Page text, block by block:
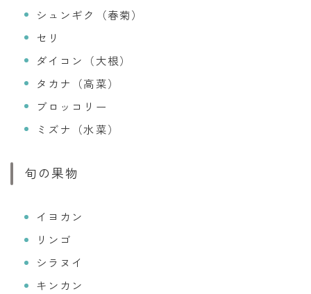
シュンギク（春菊）
セリ
ダイコン（大根）
タカナ（高菜）
ブロッコリー
ミズナ（水菜）
旬の果物
イヨカン
リンゴ
シラヌイ
キンカン